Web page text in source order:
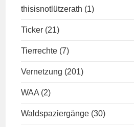
thisisnotlützerath (1)
Ticker (21)
Tierrechte (7)
Vernetzung (201)
WAA (2)
Waldspaziergänge (30)